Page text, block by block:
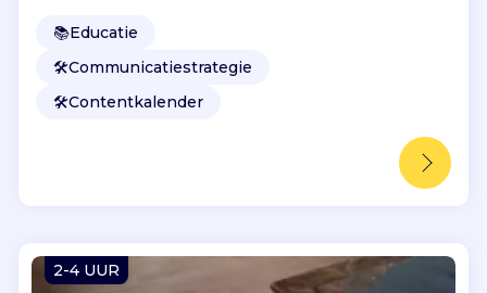
📚Educatie
🛠️Communicatiestrategie
🛠️Contentkalender
2-4 UUR